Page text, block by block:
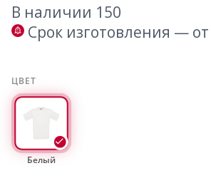
В наличии 150
Срок изготовления —
ЦВЕТ
Белый